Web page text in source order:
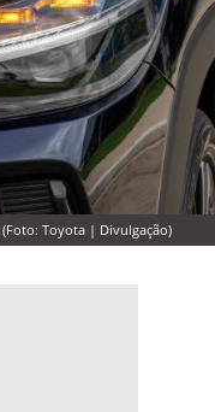
Toyota | Divulgação)